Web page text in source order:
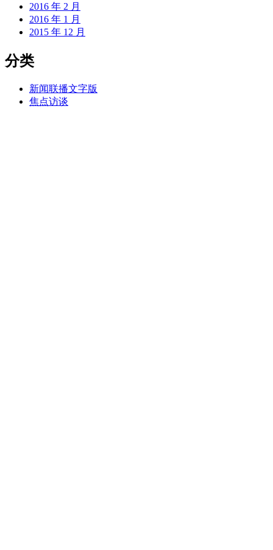
2016 年 2 月
2016 年 1 月
2015 年 12 月
分类
新闻联播文字版
焦点访谈